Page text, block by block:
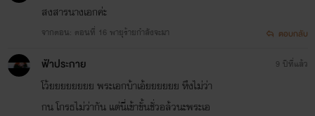
สงสารนางเอกค่ะ
จากตอน: ตอนที่ 16 พายุร้ายกำลังจะมา ตอบกลับ
ฟ้าประกาย
โว้ยยยยยยยย พระเอกบ้าเอ้ยยยยยย หึงไม่ว่า
กน โกรธไม่ว่ากัน แต่นี่เข้าขั้นชั่วอล้วนะพระเอ
9 ปีที่แล้ว